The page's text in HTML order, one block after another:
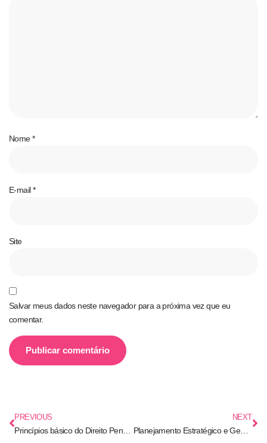
Nome*
E-mail*
Site
Salvar meus dados neste navegador para a próxima vez que eu
comentar.
PREVIOUS NEXT
Planejamento Estratégico e Gestão das Políticas Públicas de Segurança: Eficiência, Avaliação de Resultados e Melhoria Contínua na Segurança Pública Brasileira